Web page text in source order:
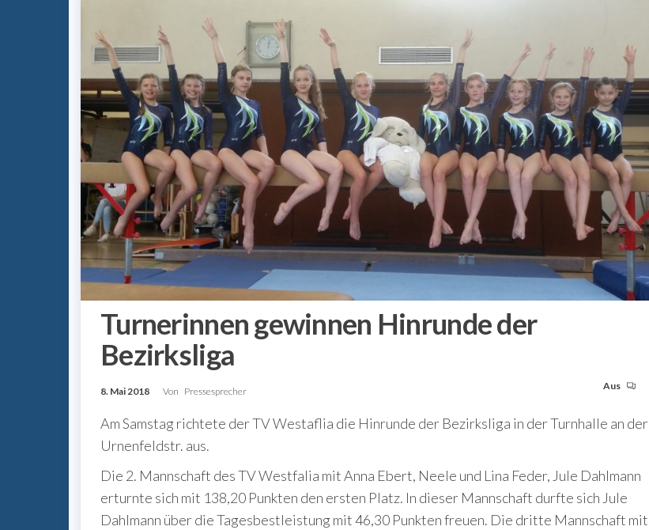
Turnerinnen gewinnen Hinrunde der
Bezirksliga
8. Mai 2018 Von Pressesprecher Aus
Am Samstag richtete der TV Westaflia die Hinrunde der Bezirksliga in der Turnhalle an der
Urnenfeldstr. aus.
Die 2. Mannschaft des TV Westfalia mit Anna Ebert, Neele und Lina Feder, Jule Dahlmann
erturnte sich mit 138,20 Punkten den ersten Platz. In dieser Mannschaft durfte sich Jule
Dahlmann über die Tagesbestleistung mit 46,30 Punkten freuen. Die dritte Mannschaft mit